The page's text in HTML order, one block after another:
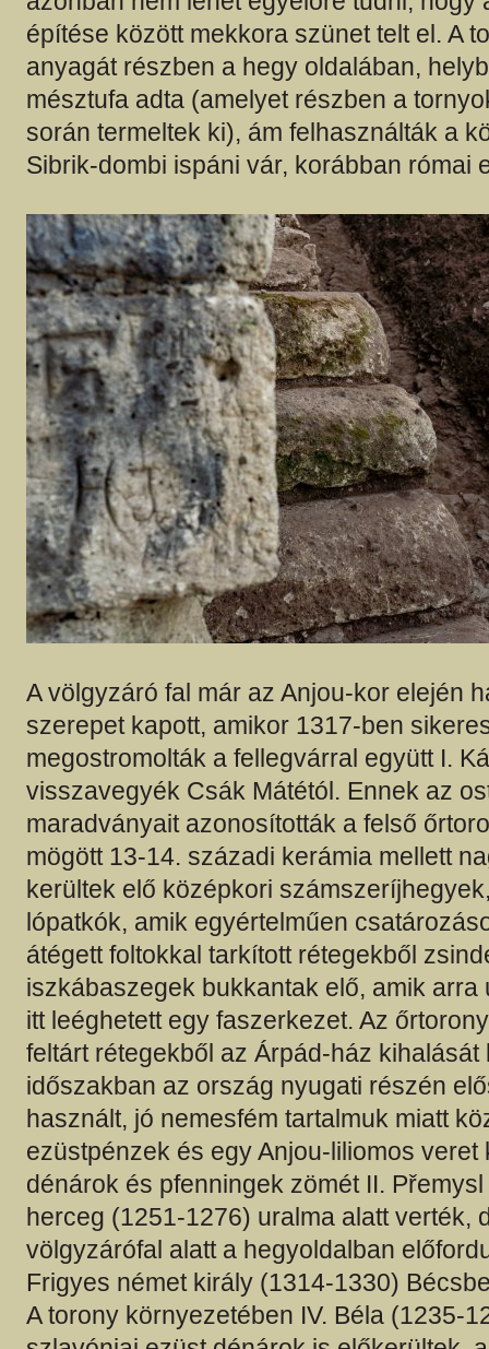
építése között mekkora szünet telt el. A
anyagát részben a hegy oldalában,
mésztufa adta (amelyet részben a
során termeltek ki), ám felhasználták a
Sibrik-dombi ispáni vár, korábban római
A völgyzáró fal már az Anjou-kor elején
szerepet kapott, amikor 1317-ben
megostromolták a fellegvárral együtt I.
visszavegyék Csák Mátétól. Ennek az
maradványait azonosították a felső
mögött 13-14. századi kerámia mellett
kerültek elő középkori
lópatkók, amik egyértelműen
átégett foltokkal tarkított rétegekből
iszkábaszegek bukkantak elő, amik arra
itt leéghetett egy faszerkezet. Az
feltárt rétegekből az Árpád-ház
időszakban az ország nyugati részén
használt, jó nemesfém tartalmuk miatt
ezüstpénzek és egy Anjou-liliomos veret
dénárok és pfenningek zömét II.
herceg (1251-1276) uralma alatt verték,
völgyzárófal alatt a hegyoldalban
Frigyes német király (1314-1330)
A torony környezetében IV. Béla (1235-